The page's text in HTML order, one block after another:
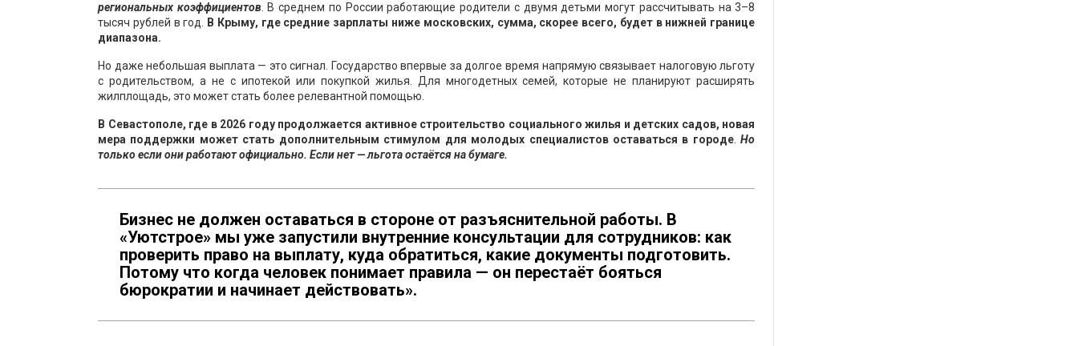
региональных коэффициентов . В среднем по России работающие родители с двумя детьми могут рассчитывать на 3–8
тысяч рублей в год.
В Крыму, где средние зарплаты ниже московских, сумма, скорее всего, будет в нижней границе
диапазона.
Но даже небольшая выплата — это сигнал. Государство впервые за долгое время напрямую связывает налоговую льготу
с родительством, а не с ипотекой или покупкой жилья. Для многодетных семей, которые не планируют расширять
жилплощадь, это может стать более релевантной помощью.
В Севастополе, где в 2026 году продолжается активное строительство социального жилья и детских садов, новая
мера поддержки может стать дополнительным стимулом для молодых специалистов оставаться в городе.Но
только если они работают официально. Если нет — льгота остаётся на бумаге.
Бизнес не должен оставаться в стороне от разъяснительной работы. В
«Уютстрое» мы уже запустили внутренние консультации для сотрудников: как
проверить право на выплату, куда обратиться, какие документы подготовить.
Потому что когда человек понимает правила — он перестаёт бояться
бюрократии и начинает действовать».